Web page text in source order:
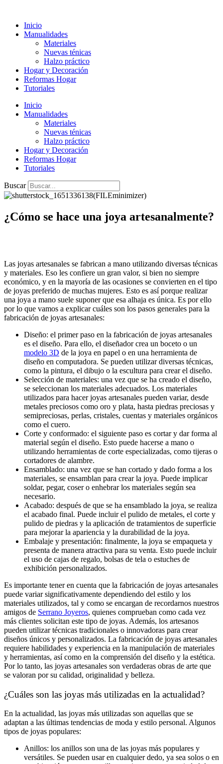
contenido
Inicio
Manualidades
Materiales
Nuevas ténicas
Halzo práctico
Hogar y Decoración
Reformas Hogar
Tutoriales
Inicio
Manualidades
Materiales
Nuevas ténicas
Halzo práctico
Hogar y Decoración
Reformas Hogar
Tutoriales
Buscar
¿Cómo se hace una joya artesanalmente?
Las joyas artesanales se fabrican a mano utilizando diversas técnicas
y materiales. Eso les confiere un gran valor, si bien no siempre
económico, y en la mayoría de las ocasiones se convierten en el tipo
de joyas preferido de muchas mujeres. Esto es así porque realizar
una joya a mano suele suponer que esa alhaja es única. Es por ello
por lo que vamos a explicar cuáles son los pasos generales para la
fabricación de joyas artesanales:
Diseño: el primer paso en la fabricación de joyas artesanales
es el diseño. Para ello, el diseñador crea un boceto o un
modelo 3D de la joya en papel o en una herramienta de
diseño en computadora. Se pueden utilizar diversas técnicas,
como la pintura, el dibujo o la escultura para crear el diseño.
Selección de materiales: una vez que se ha creado el diseño,
se seleccionan los materiales adecuados. Los materiales
utilizados para hacer joyas artesanales pueden variar, desde
metales preciosos como oro y plata, hasta piedras preciosas y
semipreciosas, perlas, cristales, cuentas y materiales orgánicos
como el cuero.
Corte y conformado: el siguiente paso es cortar y dar forma al
material según el diseño. Esto puede hacerse a mano o
utilizando herramientas de corte especializadas, como tijeras o
cortadores de alambre.
Ensamblado: una vez que se han cortado y dado forma a los
materiales, se ensamblan para crear la joya. Puede implicar
soldar, pegar, coser o enhebrar los materiales según sea
necesario.
Acabado: después de que se ha ensamblado la joya, se realiza
el acabado final. Puede incluir el pulido de metales, el corte y
pulido de piedras y la aplicación de tratamientos de superficie
para mejorar la apariencia y la durabilidad de la joya.
Embalaje y presentación: finalmente, la joya se empaqueta y
presenta de manera atractiva para su venta. Esto puede incluir
el uso de cajas de regalo, bolsas de tela o estuches de
exhibición personalizados.
Es importante tener en cuenta que la fabricación de joyas artesanales
puede variar significativamente dependiendo del estilo y los
materiales utilizados, tal y como se encargan de recordarnos nuestros
amigos de Serrano Joyeros, quienes comprueban como cada vez
más clientes solicitan este tipo de joyas. Además, los artesanos
pueden utilizar técnicas tradicionales o innovadoras para crear
diseños únicos y personalizados. La fabricación de joyas artesanales
requiere habilidades y experiencia en la manipulación de materiales
y herramientas, así como en la comprensión del diseño y la estética.
Por lo tanto, las joyas artesanales son verdaderas obras de arte que
se valoran por su calidad, originalidad y belleza.
¿Cuáles son las joyas más utilizadas en la actualidad?
En la actualidad, las joyas más utilizadas son aquellas que se
adaptan a las últimas tendencias de moda y estilo personal. Algunos
tipos de joyas populares:
Anillos: los anillos son una de las joyas más populares y
versátiles. Se pueden usar en cualquier dedo, ya sea solos o en